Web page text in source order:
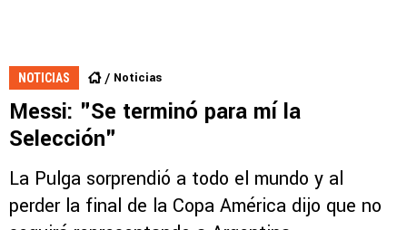
NOTICIAS Noticias
Messi: "Se terminó para mí la
Selección"
La Pulga sorprendió a todo el mundo y al
perder la final de la Copa América dijo que no